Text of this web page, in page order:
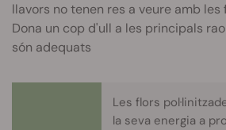
llavors no tenen res a veure amb les
Dona un cop d'ull a les principals
són adequats
Les flors
la seva energia a